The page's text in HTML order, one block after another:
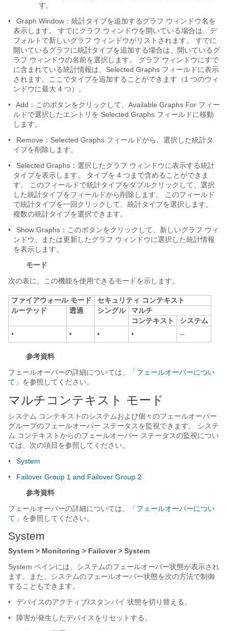
す。
•
Graph Window：統計タイプを追加するグラフ ウィンドウ名を
表示します。 すでにグラフ ウィンドウを開いている場合は、デ
フォルトで新しいグラフ ウィンドウがリストされます。 すでに
開いているグラフに統計タイプを追加する場合は、開いているグ
ラフ ウィンドウの名前を選択します。 グラフ ウィンドウにすで
に含まれている統計情報は、Selected Graphs フィールドに表示
されます。ここでタイプを追加することができます（1 つのウィ
ンドウに最大 4 つ）。
•
Add：このボタンをクリックして、Available Graphs For フィー
ルドで選択したエントリを Selected Graphs フィールドに移動
します。
•
Remove：Selected Graphs フィールドから、選択した統計タ
イプを削除します。
•
Selected Graphs：選択したグラフ ウィンドウに表示する統計
タイプを表示します。 タイプを 4 つまで含めることができま
す。 このフィールドで統計タイプをダブルクリックして、選択
した統計タイプをフィールドから削除します。 このフィールド
で統計タイプを一回クリックして、統計タイプを選択します。
複数の統計タイプを選択できます。
•
Show Graphs：このボタンをクリックして、新しいグラフ ウィ
ンドウ、または更新したグラフ ウィンドウに選択した統計情報
を表示します。
モード
次の表に、この機能を使用できるモードを示します。
ファイアウォール モード
セキュリティ コンテキスト
ルーテッド
透過 シングル
マルチ
コンテキスト
システム
•
• • • --
参考資料
フェールオーバーの詳細については、
「フェールオーバーについ
て」 を参照してください。
マルチコンテキスト モード
システム コンテキストのシステムおよび個々のフェールオーバー
グループのフェールオーバー ステータスを監視できます。 システ
ム コンテキストからのフェールオーバー ステータスの監視につい
ては、次の項目を参照してください。
•
System
•
Failover Group 1 and Failover Group 2
参考資料
フェールオーバーの詳細については、
「フェールオーバーについ
て」 を参照してください。
System
System > Monitoring > Failover > System
System ペインには、システムのフェールオーバー状態が表示され
ます。また、システムのフェールオーバー状態を次の方法で制御
することもできます。
•
デバイスのアクティブ/スタンバイ 状態を切り替える。
•
障害が発生したデバイスをリセットする。